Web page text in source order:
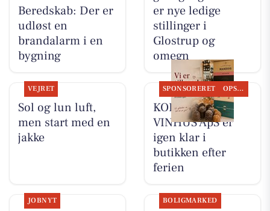
Beredskab: Der er
udløst en
brandalarm i en
bygning
er nye ledige
stillinger i
Glostrup og
omegn
VEJRET
Sol og lun luft,
men start med en
jakke
SPONSORERET OPSLAGSTAVLEN
KOKKENS
VINHUS ApS er
igen klar i
butikken efter
ferien
JOBNYT BOLIGMARKED